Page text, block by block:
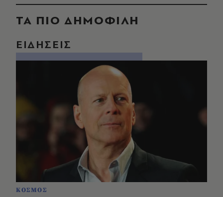
ΤΑ ΠΙΟ ΔΗΜΟΦΙΛΗ
ΕΙΔΗΣΕΙΣ
ΚΟΣΜΟΣ